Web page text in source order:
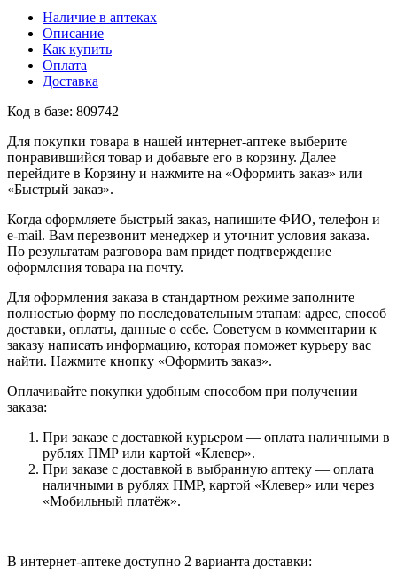
Наличие в аптеках
Описание
Как купить
Оплата
Доставка
Код в базе: 809742
Для покупки товара в нашей интернет-аптеке выберите
понравившийся товар и добавьте его в корзину. Далее
перейдите в Корзину и нажмите на «Оформить заказ» или
«Быстрый заказ».
Когда оформляете быстрый заказ, напишите ФИО, телефон и
e-mail. Вам перезвонит менеджер и уточнит условия заказа.
По результатам разговора вам придет подтверждение
оформления товара на почту.
Для оформления заказа в стандартном режиме заполните
полностью форму по последовательным этапам: адрес, способ
доставки, оплаты, данные о себе. Советуем в комментарии к
заказу написать информацию, которая поможет курьеру вас
найти. Нажмите кнопку «Оформить заказ».
Оплачивайте покупки удобным способом при получении
заказа:
При заказе с доставкой курьером — оплата наличными в
рублях ПМР или картой «Клевер».
При заказе с доставкой в выбранную аптеку — оплата
наличными в рублях ПМР, картой «Клевер» или через
«Мобильный платёж».
В интернет-аптеке доступно 2 варианта доставки: